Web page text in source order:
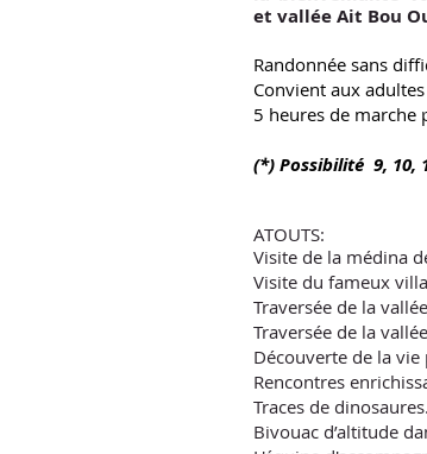
et vallée Ait Bou
Randonnée sans
Convient aux
5 heures de marche
(*) Possibilité 9, 10,
ATOUTS:
Visite de la médina
Visite du fameux
Traversée de la
Traversée de la
Découverte de la
Rencontres
Traces de dinosaures.
Bivouac d’altitude